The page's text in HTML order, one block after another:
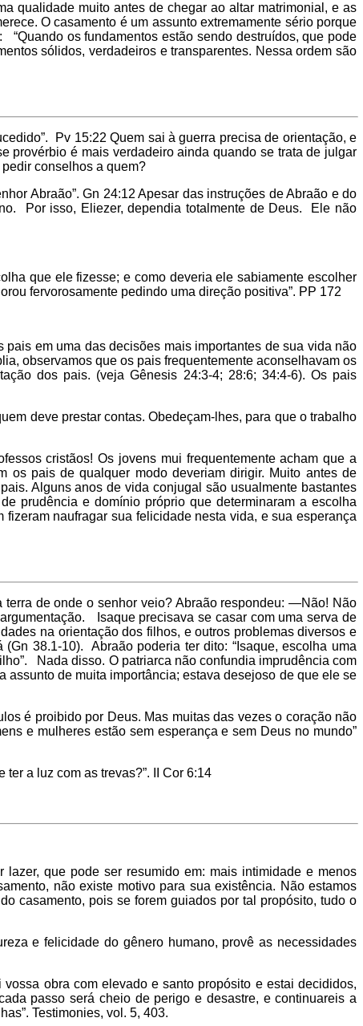
qualidade muito antes de chegar ao altar matrimonial, e as
O casamento é um assunto extremamente sério porque
os fundamentos estão sendo destruídos, que pode
sólidos, verdadeiros e transparentes. Nessa ordem são
Pv 15:22 Quem sai à guerra precisa de orientação, e
provérbio é mais verdadeiro ainda quando se trata de julgar
conselhos a quem?
Abraão”. Gn 24:12 Apesar das instruções de Abraão e do
Por isso, Eliezer, dependia totalmente de Deus. Ele não
que ele fizesse; e como deveria ele sabiamente escolher
fervorosamente pedindo uma direção positiva”. PP 172
em uma das decisões mais importantes de sua vida não
observamos que os pais frequentemente aconselhavam os
dos pais. (veja Gênesis 24:3-4; 28:6; 34:4-6). Os pais
deve prestar contas. Obedeçam-lhes, para que o trabalho
cristãos! Os jovens mui frequentemente acham que a
os pais de qualquer modo deveriam dirigir. Muito antes de
Alguns anos de vida conjugal são usualmente bastantes
prudência e domínio próprio que determinaram a escolha
naufragar sua felicidade nesta vida, e sua esperança
de onde o senhor veio? Abraão respondeu: —Não! Não
Isaque precisava se casar com uma serva de
na orientação dos filhos, e outros problemas diversos e
38.1-10). Abraão poderia ter dito: “Isaque, escolha uma
Nada disso. O patriarca não confundia imprudência com
de muita importância; estava desejoso de que ele se
é proibido por Deus. Mas muitas das vezes o coração não
e mulheres estão sem esperança e sem Deus no mundo”
a luz com as trevas?”. II Cor 6:14
que pode ser resumido em: mais intimidade e menos
não existe motivo para sua existência. Não estamos
casamento, pois se forem guiados por tal propósito, tudo o
e felicidade do gênero humano, provê as necessidades
obra com elevado e santo propósito e estai decididos,
passo será cheio de perigo e desastre, e continuareis a
Testimonies, vol. 5, 403.